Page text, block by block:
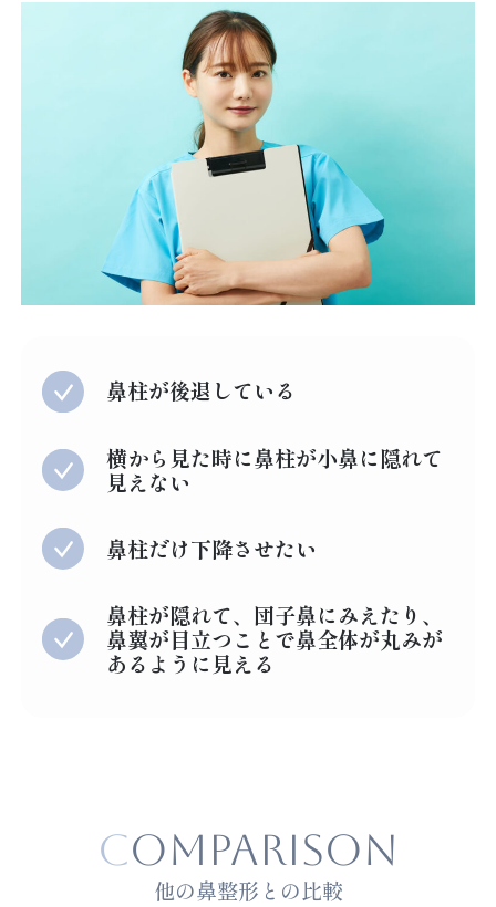
鼻柱が後退している
横から見た時に鼻柱が小鼻に隠れて
見えない
鼻柱だけ下降させたい
鼻柱が隠れて、団子鼻にみえたり、
鼻翼が目立つことで鼻全体が丸みが
あるように見える
COMPARISON
他の鼻整形との比較